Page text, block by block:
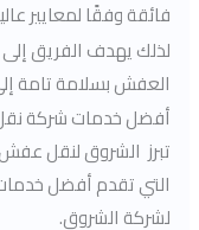
فائقة وفقًا لمعايير
لذلك يهدف الفريق
العفش بسلامة تامة
أفضل خدمات شركة
تبرز الشروق لنقل
التي تقدم أفضل خدمات
لشركة الشروق.